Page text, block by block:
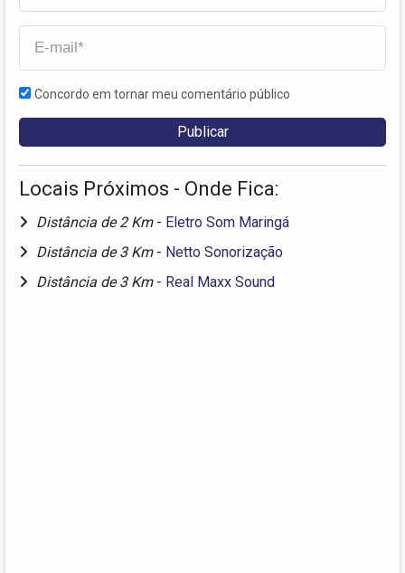
Concordo em tornar meu comentário público
Locais Próximos - Onde Fica:
Distância de 2 Km - Eletro Som Maringá
Distância de 3 Km - Netto Sonorização
Distância de 3 Km - Real Maxx Sound